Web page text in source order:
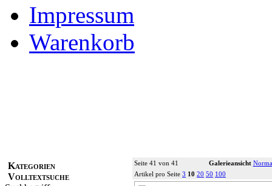
Impressum
Warenkorb
Kategorien
Volltextsuche
Seite 41 von 41 Galerieansicht
Artikel pro Seite 3 10 20 50 100